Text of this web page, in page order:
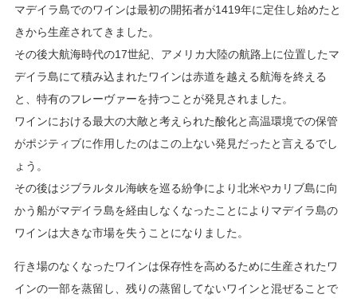
マデイラ島でのワインは最初の開拓者が1419年に定住し始めたと
きから生産されてきました。
その後大航海時代の17世紀、アメリカ大陸の航路上に位置したマ
デイラ島にて積み込まれたワインは赤道を越える航海を終える
と、特有のフレーヴァーを持つことが発見されました。
ワインにおける最大の大敵と考えられた酸化と高温環境での保管
がポジティブに作用したのはこの上ない発見だったと言えるでし
ょう。
その後はジブラルタル海峡を巡る紛争により北米やカリブ島に向
かう船がマデイラ島を経由しなくなったことによりマデイラ島の
ワインは大きな市場を失うことになりました。
行き場のなくなったワインは保存性を高めるために生産されたワ
インの一部を蒸留し、残りの蒸留してないワインと混ぜることで